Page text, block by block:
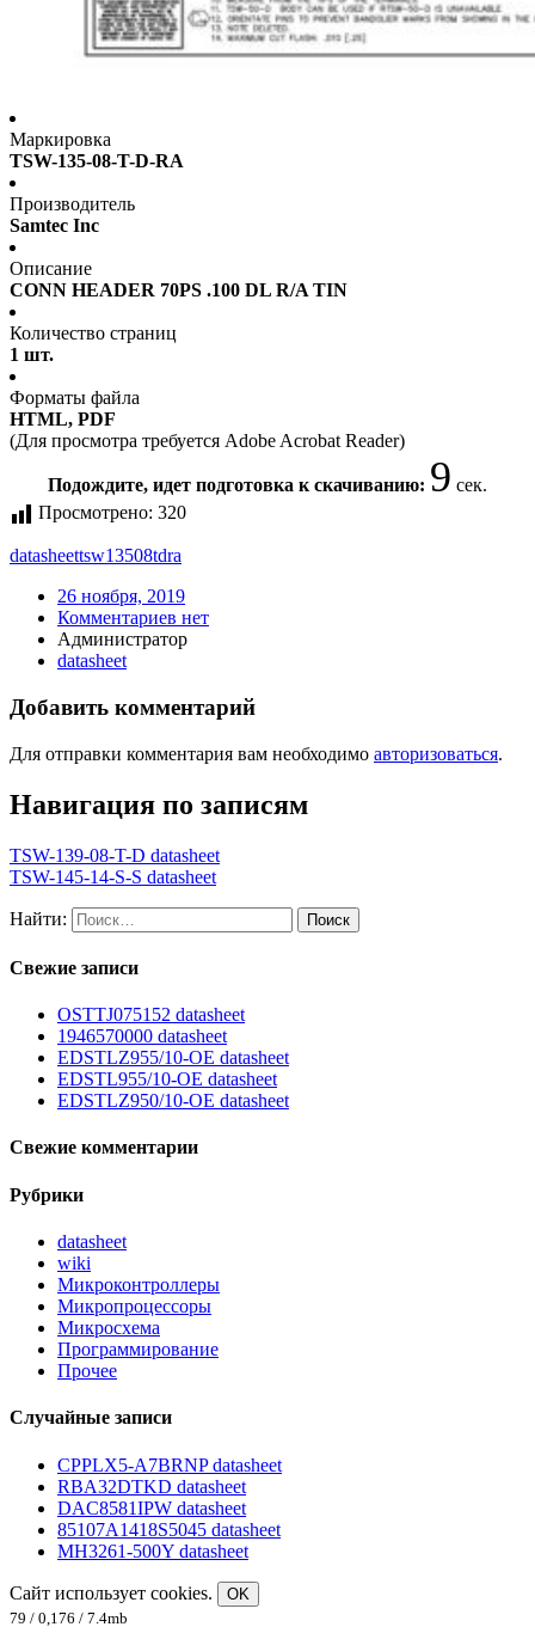
Маркировка
TSW-135-08-T-D-RA
Производитель
Samtec Inc
Описание
CONN HEADER 70PS .100 DL R/A TIN
Количество страниц
1 шт.
Форматы файла
HTML, PDF
(Для просмотра требуется Adobe Acrobat Reader)
Подождите, идет подготовка к скачиванию: 9 сек.
Просмотрено: 320
datasheettsw13508tdra
26 ноября, 2019
Комментариев нет
Администратор
datasheet
Добавить комментарий
Для отправки комментария вам необходимо авторизоваться.
Навигация по записям
TSW-139-08-T-D datasheet
TSW-145-14-S-S datasheet
Найти:
Свежие записи
OSTTJ075152 datasheet
1946570000 datasheet
EDSTLZ955/10-OE datasheet
EDSTL955/10-OE datasheet
EDSTLZ950/10-OE datasheet
Свежие комментарии
Рубрики
datasheet
wiki
Микроконтроллеры
Микропроцессоры
Микросхема
Программирование
Прочее
Случайные записи
CPPLX5-A7BRNP datasheet
RBA32DTKD datasheet
DAC8581IPW datasheet
85107A1418S5045 datasheet
MH3261-500Y datasheet
Сайт использует cookies.
OK
79 / 0,176 / 7.4mb